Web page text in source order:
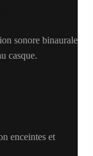
sonore binaurale
casque.
enceintes et